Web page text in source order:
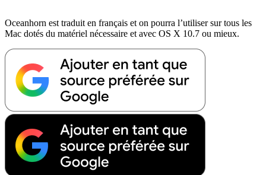
Oceanhorn est traduit en français et on pourra l’utiliser sur tous les
Mac dotés du matériel nécessaire et avec OS X 10.7 ou mieux.